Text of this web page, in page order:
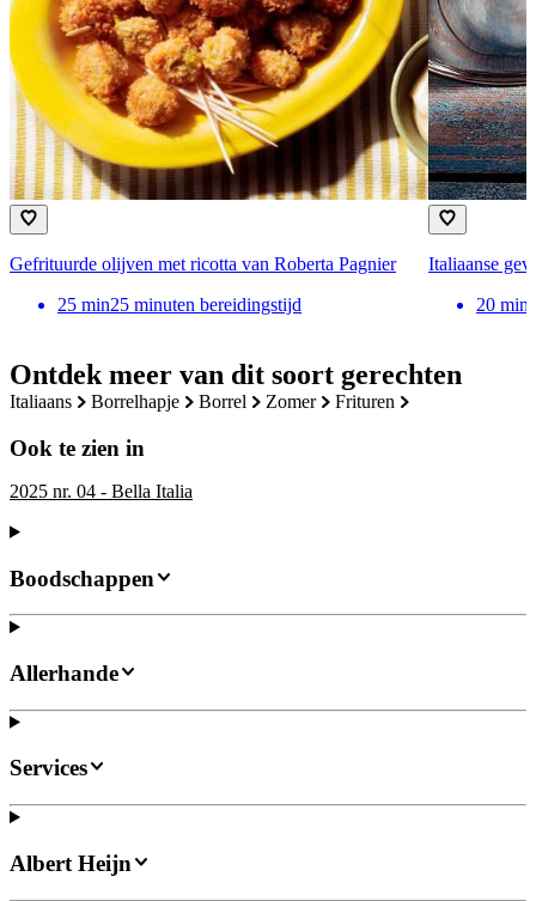
Ontdek meer van dit soort gerechten
italiaans borrelhapje borrel zomer frituren
Ook te zien in
2025 nr. 04 - Bella Italia
Gefrituurde olijven met ricotta van Roberta Pagnier
25 min25 minuten bereidingstijd
Italiaanse
20 min
Boodschappen
Allerhande
Services
Albert Heijn